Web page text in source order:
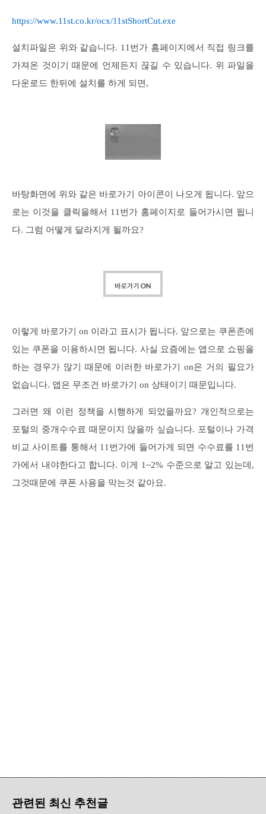
https://www.11st.co.kr/ocx/11stShortCut.exe
설치파일은 위와 같습니다. 11번가 홈페이지에서 직접 링크를
가져온 것이기 때문에 언제든지 끊길 수 있습니다. 위 파일을
다운로드 한뒤에 설치를 하게 되면,
바탕화면에 위와 같은 바로가기 아이콘이 나오게 됩니다. 앞으
로는 이것을 클릭을해서 11번가 홈페이지로 들어가시면 됩니
다. 그럼 어떻게 달라지게 될까요?
이렇게 바로가기 on 이라고 표시가 됩니다. 앞으로는 쿠폰존에
있는 쿠폰을 이용하시면 됩니다. 사실 요즘에는 앱으로 쇼핑을
하는 경우가 많기 때문에 이러한 바로가기 on은 거의 필요가
없습니다. 앱은 무조건 바로가기 on 상태이기 때문입니다.
그러면 왜 이런 정책을 시행하게 되었을까요? 개인적으로는
포털의 중개수수료 때문이지 않을까 싶습니다. 포털이나 가격
비교 사이트를 통해서 11번가에 들어가게 되면 수수료를 11번
가에서 내야한다고 합니다. 이게 1~2% 수준으로 알고 있는데,
그것때문에 쿠폰 사용을 막는것 같아요.
관련된 최신 추천글